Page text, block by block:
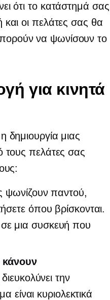
ότι το κατάστημά σας
οι πελάτες σας θα
να ψωνίσουν το
για κινητά
μιας
τους πελάτες σας
ψωνίζουν παντού,
όπου βρίσκονται.
μια συσκευή που
κάνουν
την
είναι κυριολεκτικά